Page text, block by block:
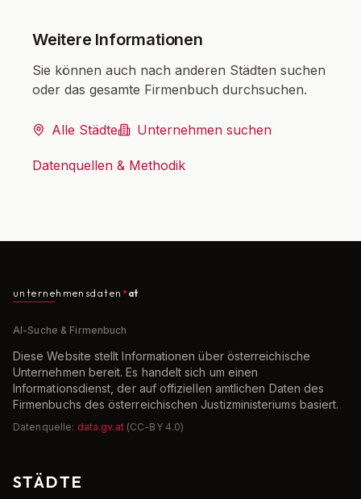
Weitere Informationen
Sie können auch nach anderen Städten suchen
oder das gesamte Firmenbuch durchsuchen.
Alle Städte Unternehmen suchen
Datenquellen & Methodik
unternehmensdaten at
AI-Suche & Firmenbuch
Diese Website stellt Informationen über österreichische
Unternehmen bereit. Es handelt sich um einen
Informationsdienst, der auf offiziellen amtlichen Daten des
Firmenbuchs des österreichischen Justizministeriums basiert.
Datenquelle: data.gv.at (CC-BY 4.0)
STÄDTE